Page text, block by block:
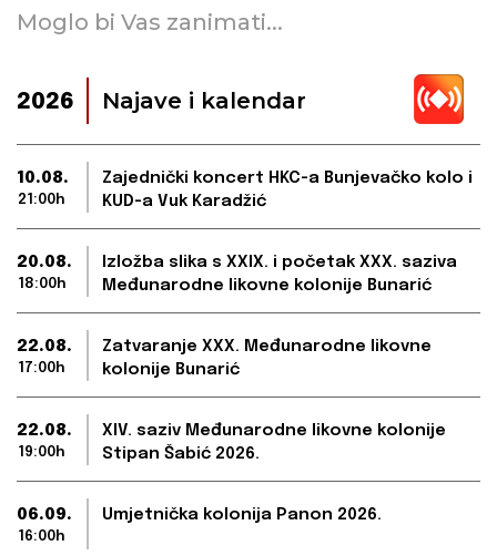
Moglo bi Vas zanimati...
2026 Najave i kalendar
10.08.
21:00h
Zajednički koncert HKC-a Bunjevačko kolo i
KUD-a Vuk Karadžić
20.08.
18:00h
Izložba slika s XXIX. i početak XXX. saziva
Međunarodne likovne kolonije Bunarić
22.08.
17:00h
Zatvaranje XXX. Međunarodne likovne
kolonije Bunarić
22.08.
19:00h
XIV. saziv Međunarodne likovne kolonije
Stipan Šabić 2026.
06.09.
16:00h
Umjetnička kolonija Panon 2026.